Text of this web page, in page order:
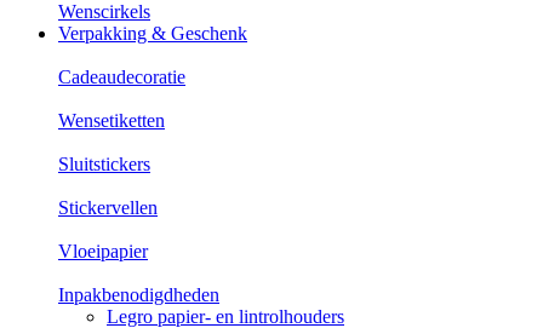
Wenscirkels
Verpakking & Geschenk
Cadeaudecoratie
Wensetiketten
Sluitstickers
Stickervellen
Vloeipapier
Inpakbenodigdheden
Legro papier- en lintrolhouders